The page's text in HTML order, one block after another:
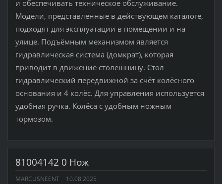
и обеспечивать техническое обслуживание.
Модели, представленные в действующем каталоге,
подходят для эксплуатации в помещении и на
улице. Подъёмным механизмом является
гидравлическая система (домкрат), которая
приводит в движение столешницу. Стол
гидравлический передвижной за счёт колёсного
основания и 4 колёс. Для управления используется
удобная ручка. Колёса с удобным ножным
тормозом.
81004142 0 Нож
MARCUSNEENT 10.08.2025